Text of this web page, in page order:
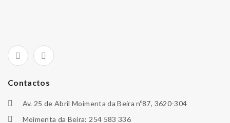
Contactos
Av. 25 de Abril Moimenta da Beira nº87, 3620-304
Moimenta da Beira: 254 583 336